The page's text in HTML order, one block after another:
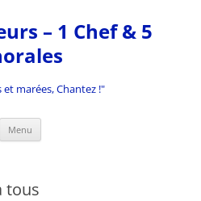
– 1 Chef & 5
marées, Chantez !"
Menu
tous